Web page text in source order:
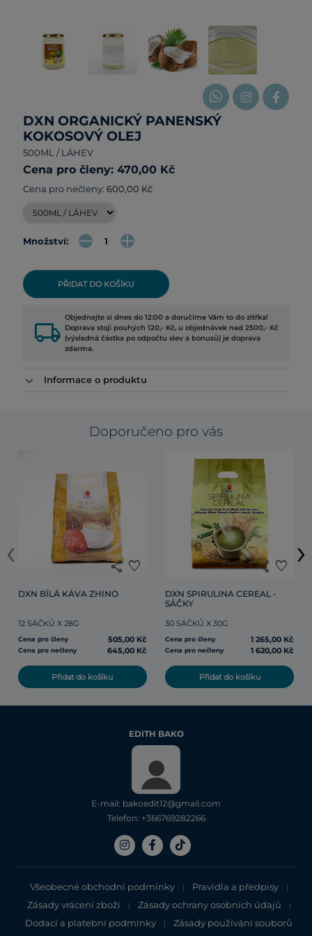
DXN ORGANICKÝ PANENSKÝ
KOKOSOVÝ OLEJ
500ML / LÁHEV
Cena pro členy: 470,00 Kč
Cena pro nečleny: 600,00 Kč
Množství:
PŘIDAT DO KOŠÍKU
local_shipping Objednejte si dnes do 12:00 a doručíme Vám to do zítřka!
Doprava stojí pouhých 120,- Kč, u objednávek nad 2500,- Kč
(výsledná částka po odpočtu slev a bonusů) je doprava
zdarma.
Informace o produktu
Doporučeno pro vás
share favorite
DXN BÍLÁ KÁVA ZHINO
12 SÁČKŮ X 28G
Cena pro členy 505,00 Kč
Cena pro nečleny 645,00 Kč
Přidat do košíku
share favorite
DXN SPIRULINA CEREAL -
SÁČKY
30 SÁČKŮ X 30G
Cena pro členy 1 265,00 Kč
Cena pro nečleny 1 620,00 Kč
Přidat do košíku
‹ ›
EDITH BAKO
E-mail: bakoedit12@gmail.com
Telefon: +366769282266
Všeobecné obchodní podmínky | Pravidla a předpisy |
Zásady vrácení zboží | Zásady ochrany osobních údajů |
Dodací a platební podmínky |
Zásady používání souborů